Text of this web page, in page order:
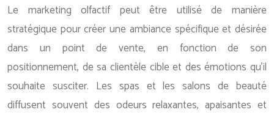
Le marketing olfactif peut être utilisé de manière
stratégique pour créer une ambiance spécifique et désirée
dans un point de vente, en fonction de son
positionnement, de sa clientèle cible et des émotions qu’il
souhaite susciter. Les spas et les salons de beauté
diffusent souvent des odeurs relaxantes, apaisantes et